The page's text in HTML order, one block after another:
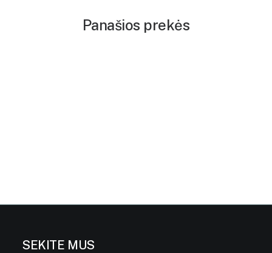
Panašios prekės
SEKITE MUS